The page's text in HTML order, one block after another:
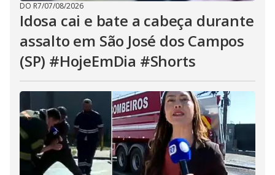
DO R7/07/08/2026
Idosa cai e bate a cabeça durante
assalto em São José dos Campos
(SP) #HojeEmDia #Shorts